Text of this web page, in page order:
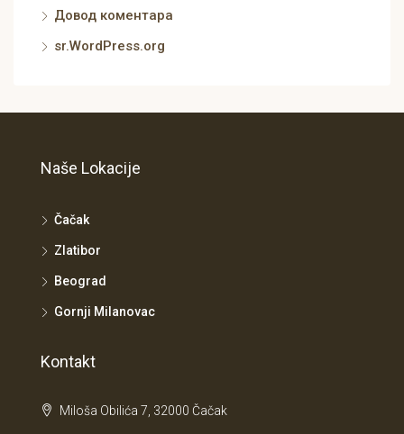
Довод коментара
sr.WordPress.org
Naše Lokacije
Čačak
Zlatibor
Beograd
Gornji Milanovac
Kontakt
Miloša Obilića 7, 32000 Čačak